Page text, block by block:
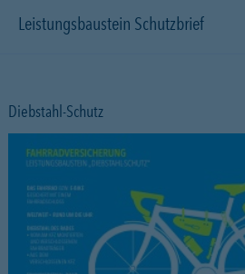
Leistungsbaustein Schutzbrief
Diebstahl-Schutz